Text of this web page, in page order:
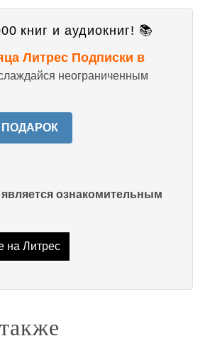
книг и аудиокниг! 📚
Литрес Подписки в
неограниченным
ПОДАРОК
ознакомительным
на Литрес